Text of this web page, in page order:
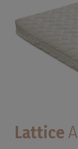
Lattice